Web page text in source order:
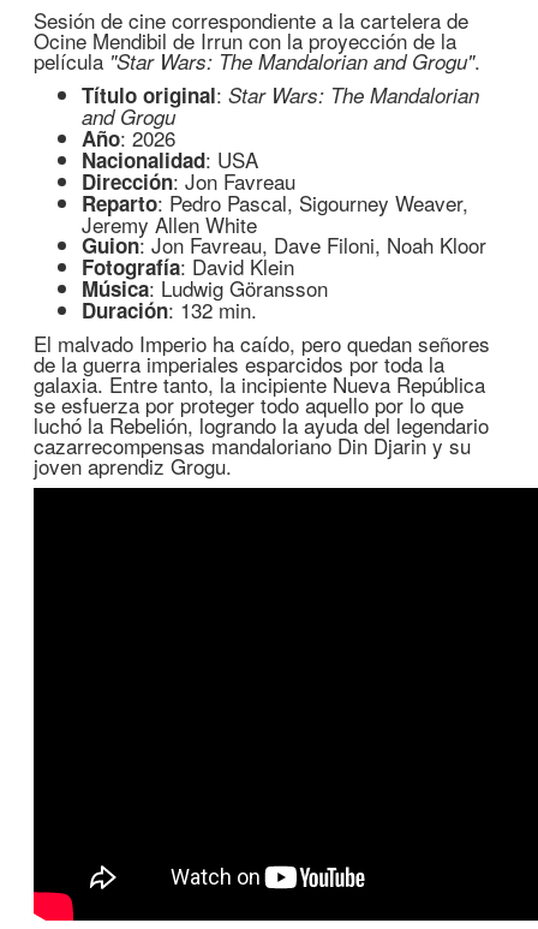
Sesión de cine correspondiente a la cartelera de
Ocine Mendibil de Irrun con la proyección de la
película "Star Wars: The Mandalorian and Grogu".
Título original: Star Wars: The Mandalorian
and Grogu
Año: 2026
Nacionalidad: USA
Dirección: Jon Favreau
Reparto: Pedro Pascal, Sigourney Weaver,
Jeremy Allen White
Guion: Jon Favreau, Dave Filoni, Noah Kloor
Fotografía: David Klein
Música: Ludwig Göransson
Duración: 132 min.
El malvado Imperio ha caído, pero quedan señores
de la guerra imperiales esparcidos por toda la
galaxia. Entre tanto, la incipiente Nueva República
se esfuerza por proteger todo aquello por lo que
luchó la Rebelión, logrando la ayuda del legendario
cazarrecompensas mandaloriano Din Djarin y su
joven aprendiz Grogu.